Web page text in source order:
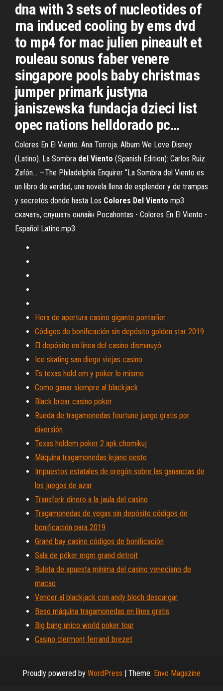
dna with 3 sets of nucleotides of
rna induced cooling by ems dvd
to mp4 for mac julien pineault et
rouleau sonus faber venere
singapore pools baby christmas
jumper primark justyna
janiszewska fundacja dzieci list
opec nations helldorado pc…
Colores En El Viento. Ana Torroja. Album We Love Disney
(Latino). La Sombra del Viento (Spanish Edition): Carlos Ruiz
Zafón... —The Philadelphia Enquirer “La Sombra del Viento es
un libro de verdad, una novela llena de esplendor y de trampas
y secretos donde hasta Los Colores Del Viento mp3
скачать, слушать онлайн Pocahontas - Colores En El Viento -
Español Latino.mp3.
Hora de apertura casino gigante pontarlier
Códigos de bonificación sin depósito golden star 2019
El depósito en línea del casino disminuyó
Ice skating san diego viejas casino
Es texas hold em y poker lo mismo
Como ganar siempre al blackjack
Black brear casino poker
Rueda de tragamonedas fourtune juego gratis por
diversión
Texas holdem poker 2 apk chomikuj
Máquina tragamonedas lejano oeste
Impuestos estatales de oregón sobre las ganancias de
los juegos de azar
Transferir dinero a la jaula del casino
Tragamonedas de vegas sin depósito códigos de
bonificación para 2019
Grand bay casino códigos de bonificación
Sala de póker mgm grand detroit
Ruleta de apuesta mínima del casino veneciano de
macao
Vencer al blackjack con andy bloch descargar
Beso máquina tragamonedas en línea gratis
Big bang unico world poker tour
Casino clermont ferrand brezet
Proudly powered by WordPress | Theme: Envo Magazine